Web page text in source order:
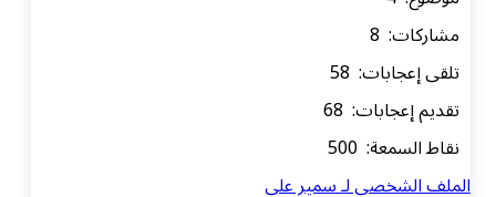
مشاركات: 8
تلقى إعجابات: 58
تقديم إعجابات: 68
نقاط السمعة: 500
الملف الشخصي لـ سمير علي